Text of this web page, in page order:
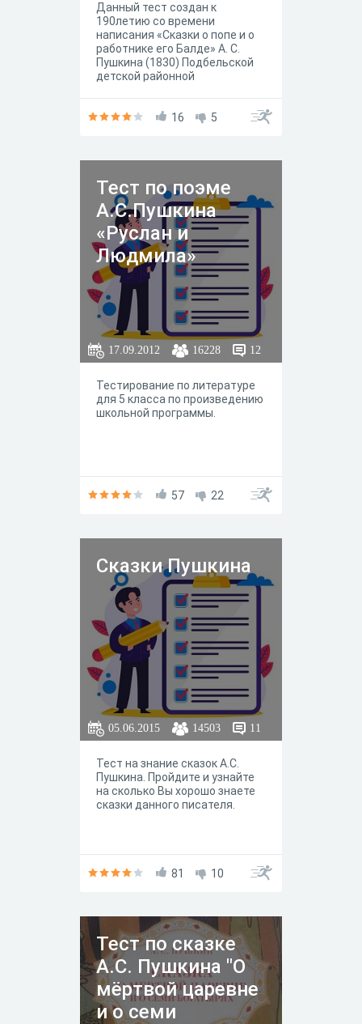
Данный тест создан к
190летию со времени
написания «Сказки о попе и о
работнике его Балде» А. С.
Пушкина (1830) Подбельской
детской районной
культуры м. р. Похвистневский
16 5
Тест по поэме
А.С.Пушкина
«Руслан и
Людмила»
17.09.2012 16228 12
Тестирование по литературе
для 5 класса по произведению
школьной программы.
57 22
Сказки Пушкина
05.06.2015 14503 11
Тест на знание сказок А.С.
Пушкина. Пройдите и узнайте
на сколько Вы хорошо знаете
сказки данного писателя.
81 10
Тест по сказке
А.С. Пушкина "О
мёртвой царевне
и о семи